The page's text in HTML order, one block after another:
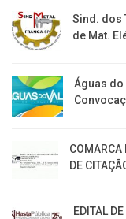
Sind. dos
de Mat.
Águas do
COMARCA
DE
EDITAL